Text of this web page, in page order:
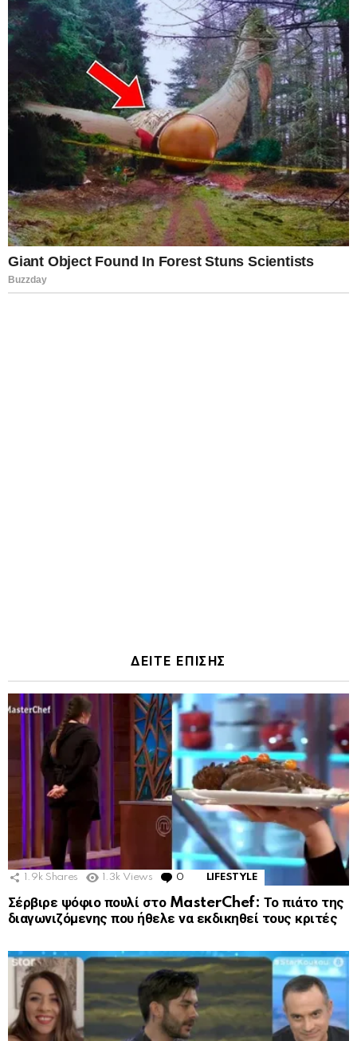
ΔΕΙΤΕ ΕΠΙΣΗΣ
1.9k Shares 1.3k Views 0 Comments
LIFESTYLE
Σέρβιρε ψόφιο πουλί στο MasterChef: Το πιάτο της
διαγωνιζόμενης που ήθελε να εκδικηθεί τους κριτές